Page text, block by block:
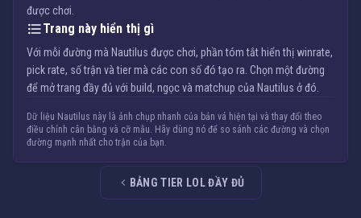
được chơi.
Trang này hiển thị gì
Với mỗi đường mà Nautilus được chơi, phần tóm tắt hiển thị winrate,
pick rate, số trận và tier mà các con số đó tạo ra. Chọn một đường
để mở trang đầy đủ với build, ngọc và matchup của Nautilus ở đó.
Dữ liệu Nautilus này là ảnh chụp nhanh của bản vá hiện tại và thay đổi theo
điều chỉnh cân bằng và cỡ mẫu. Hãy dùng nó để so sánh các đường và chọn
đường mạnh nhất cho trận của bạn.
BẢNG TIER LOL ĐẦY ĐỦ